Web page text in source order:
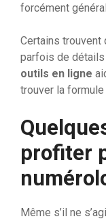
forcément
Certains
parfois de détails
outils en ligne
trouver la
profiter
Même s’il ne